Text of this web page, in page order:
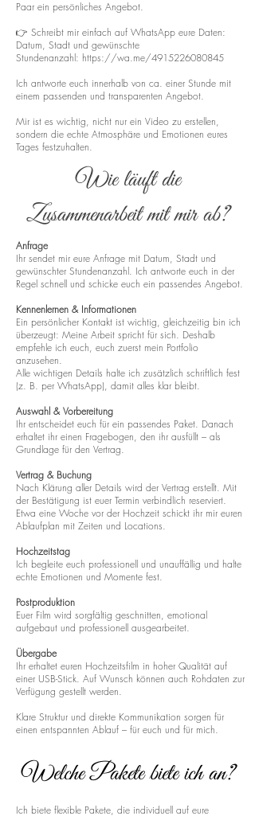
Paar ein persönliches Angebot.
👉 Schreibt mir einfach auf WhatsApp eure Daten:
Datum, Stadt und gewünschte
Stundenanzahl: https://wa.me/4915226080845
Ich antworte euch innerhalb von ca. einer Stunde mit
einem passenden und transparenten Angebot.
Mir ist es wichtig, nicht nur ein Video zu erstellen,
sondern die echte Atmosphäre und Emotionen eures
Tages festzuhalten.
Wie läuft die
Zusammenarbeit mit mir ab?
Anfrage
Ihr sendet mir eure Anfrage mit Datum, Stadt und
gewünschter Stundenanzahl. Ich antworte euch in der
Regel schnell und schicke euch ein passendes Angebot.
Kennenlernen & Informationen
Ein persönlicher Kontakt ist wichtig, gleichzeitig bin ich
überzeugt: Meine Arbeit spricht für sich. Deshalb
empfehle ich euch, euch zuerst mein Portfolio
anzusehen.
Alle wichtigen Details halte ich zusätzlich schriftlich fest
(z. B. per WhatsApp), damit alles klar bleibt.
Auswahl & Vorbereitung
Ihr entscheidet euch für ein passendes Paket. Danach
erhaltet ihr einen Fragebogen, den ihr ausfüllt – als
Grundlage für den Vertrag.
Vertrag & Buchung
Nach Klärung aller Details wird der Vertrag erstellt. Mit
der Bestätigung ist euer Termin verbindlich reserviert.
Etwa eine Woche vor der Hochzeit schickt ihr mir euren
Ablaufplan mit Zeiten und Locations.
Hochzeitstag
Ich begleite euch professionell und unauffällig und halte
echte Emotionen und Momente fest.
Postproduktion
Euer Film wird sorgfältig geschnitten, emotional
aufgebaut und professionell ausgearbeitet.
Übergabe
Ihr erhaltet euren Hochzeitsfilm in hoher Qualität auf
einer USB-Stick. Auf Wunsch können auch Rohdaten zur
Verfügung gestellt werden.
Klare Struktur und direkte Kommunikation sorgen für
einen entspannten Ablauf – für euch und für mich.
Welche Pakete biete ich an?
Ich biete flexible Pakete, die individuell auf eure